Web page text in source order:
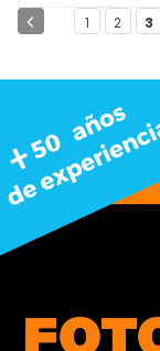
1 2 3